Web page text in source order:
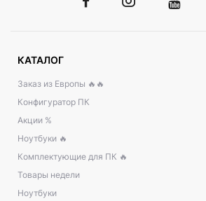
КАТАЛОГ
Заказ из Европы 🔥🔥
Конфигуратор ПК
Акции %
Ноутбуки 🔥
Комплектующие для ПК 🔥
Товары недели
Ноутбуки